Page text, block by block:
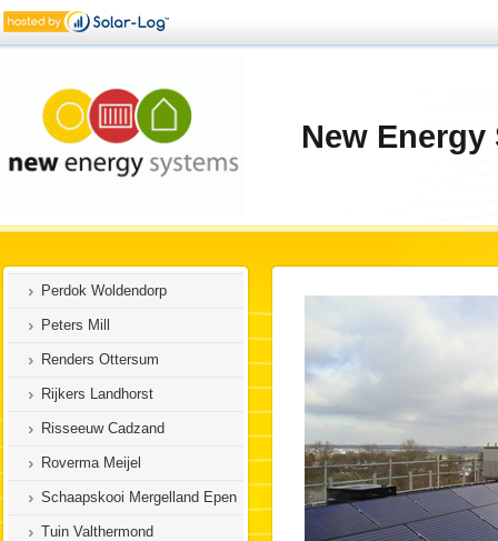
New
MTS van Renselaar
MTS Ermers-Verheijen
New Energy Systems
New Energy Systems (Maria
Opsteeg VOF Zeeland
Perdok Woldendorp
Peters Mill
Renders Ottersum
Rijkers Landhorst
Risseeuw Cadzand
Roverma Meijel
Schaapskooi Mergelland Epen
Tuin Valthermond